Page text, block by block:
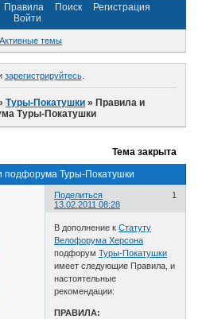
Правила Поиск
Регистрация
Войти
Активные темы
зарегистрируйтесь.
Туры-Покатушки »Правила и
Туры-Покатушки
подфорума Туры-Покатушки
Тема закрыта
Поделиться
1
13.02.2011 08:28
В дополнение кСтатуту
Велофорума Херсона
подфорумТуры-Покатушки
имеет следующие Правила, и
настоятельные
рекомендации:
ПРАВИЛА: